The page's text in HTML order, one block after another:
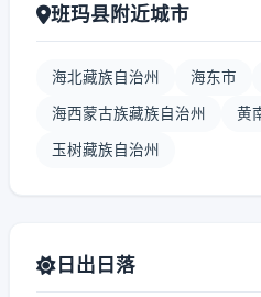
班玛县附近城市
海北藏族自治州 海东市
海西蒙古族藏族自治州 黄
玉树藏族自治州
日出日落